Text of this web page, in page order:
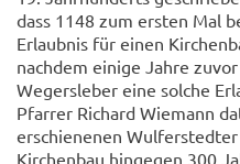
dass 1148 zum ersten Mal
Erlaubnis für einen
nachdem einige Jahre
Wegersleber eine solche
Pfarrer Richard Wiemann
erschienenen
Kirchenbau hingegen 300